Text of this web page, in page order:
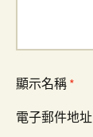
顯示名稱 *
電子郵件地址